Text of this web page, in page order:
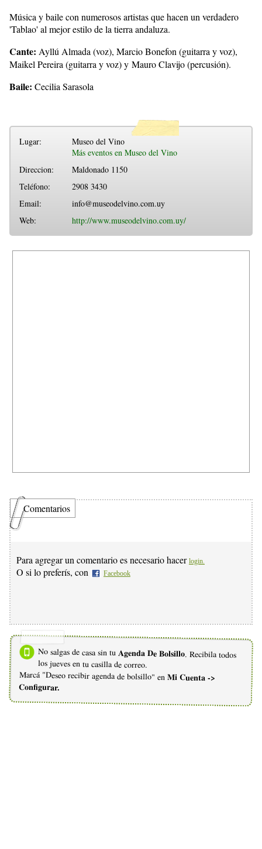
Música y baile con numerosos artistas que hacen un verdadero
'Tablao' al mejor estilo de la tierra andaluza.
Cante: Ayllú Almada (voz), Marcio Bonefon (guitarra y voz),
Maikel Pereira (guitarra y voz) y Mauro Clavijo (percusión).
Baile: Cecilia Sarasola
Lugar:
Museo del Vino
Más eventos en Museo del Vino
Direccion:
Maldonado 1150
Teléfono:
2908 3430
Email:
info@museodelvino.com.uy
Web:
http://www.museodelvino.com.uy/
Comentarios
Para agregar un comentario es necesario hacer login.
O si lo preferís, con Facebook
No salgas de casa sin tu Agenda De Bolsillo. Recibila todos
los jueves en tu casilla de correo.
Marcá "Deseo recibir agenda de bolsillo" en Mi Cuenta ->
Configurar.